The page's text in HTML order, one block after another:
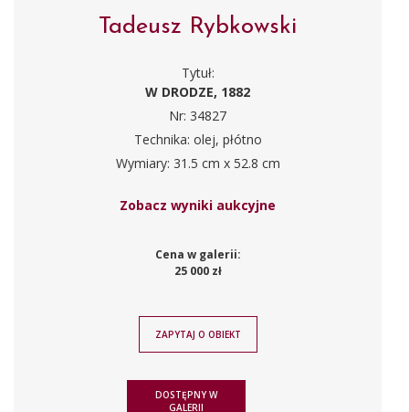
Tadeusz Rybkowski
Tytuł:
W DRODZE, 1882
Nr: 34827
Technika: olej, płótno
Wymiary: 31.5 cm x 52.8 cm
Zobacz wyniki aukcyjne
Cena w galerii:
25 000 zł
ZAPYTAJ O OBIEKT
DOSTĘPNY W
GALERII